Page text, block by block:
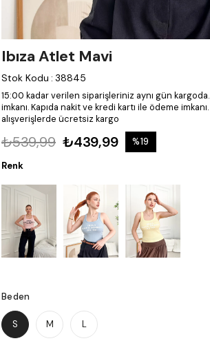
Ibıza Atlet Mavi
Stok Kodu : 38845
15:00 kadar verilen siparişleriniz aynı gün kargoda.
imkanı.Kapıda nakit ve kredi kartı ile ödeme imkanı.
alışverişlerde ücretsiz kargo
₺539,99 ₺439,99 %19
Renk
Beden
S M L